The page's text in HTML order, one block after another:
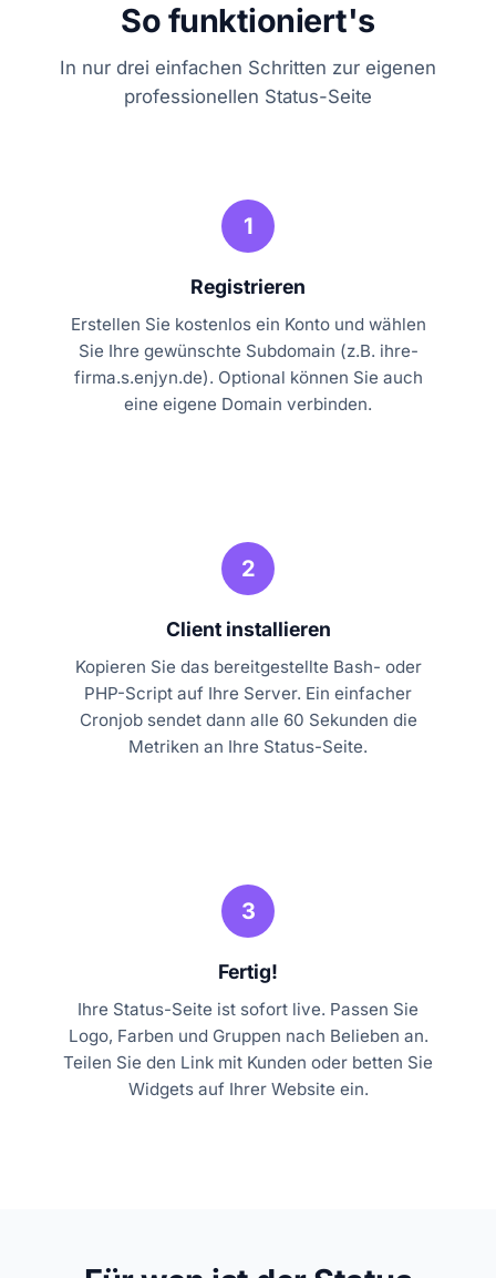
Mail Server
Services
So funktioniert's
In nur drei einfachen Schritten zur eigenen
professionellen Status-Seite
1
Registrieren
Erstellen Sie kostenlos ein Konto und wählen
Sie Ihre gewünschte Subdomain (z.B. ihre-
firma.s.enjyn.de). Optional können Sie auch
eine eigene Domain verbinden.
2
Client installieren
Kopieren Sie das bereitgestellte Bash- oder
PHP-Script auf Ihre Server. Ein einfacher
Cronjob sendet dann alle 60 Sekunden die
Metriken an Ihre Status-Seite.
3
Fertig!
Ihre Status-Seite ist sofort live. Passen Sie
Logo, Farben und Gruppen nach Belieben an.
Teilen Sie den Link mit Kunden oder betten Sie
Widgets auf Ihrer Website ein.